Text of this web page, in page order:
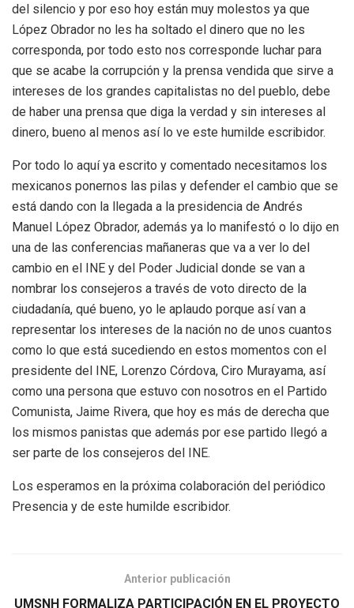
del silencio y por eso hoy están muy molestos ya que
López Obrador no les ha soltado el dinero que no les
corresponda, por todo esto nos corresponde luchar para
que se acabe la corrupción y la prensa vendida que sirve a
intereses de los grandes capitalistas no del pueblo, debe
de haber una prensa que diga la verdad y sin intereses al
dinero, bueno al menos así lo ve este humilde escribidor.
Por todo lo aquí ya escrito y comentado necesitamos los
mexicanos ponernos las pilas y defender el cambio que se
está dando con la llegada a la presidencia de Andrés
Manuel López Obrador, además ya lo manifestó o lo dijo en
una de las conferencias mañaneras que va a ver lo del
cambio en el INE y del Poder Judicial donde se van a
nombrar los consejeros a través de voto directo de la
ciudadanía, qué bueno, yo le aplaudo porque así van a
representar los intereses de la nación no de unos cuantos
como lo que está sucediendo en estos momentos con el
presidente del INE, Lorenzo Córdova, Ciro Murayama, así
como una persona que estuvo con nosotros en el Partido
Comunista, Jaime Rivera, que hoy es más de derecha que
los mismos panistas que además por ese partido llegó a
ser parte de los consejeros del INE.
Los esperamos en la próxima colaboración del periódico
Presencia y de este humilde escribidor.
Anterior publicación
UMSNH FORMALIZA PARTICIPACIÓN EN EL PROYECTO